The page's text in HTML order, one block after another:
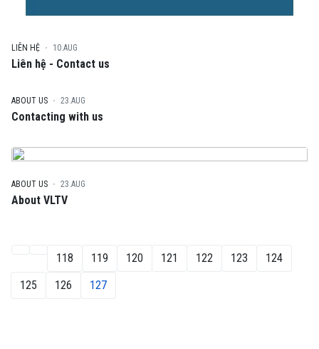
LIÊN HỆ 10.AUG
Liên hệ - Contact us
ABOUT US 23.AUG
Contacting with us
ABOUT US 23.AUG
About VLTV
118 119 120 121 122 123
124
125
126 127